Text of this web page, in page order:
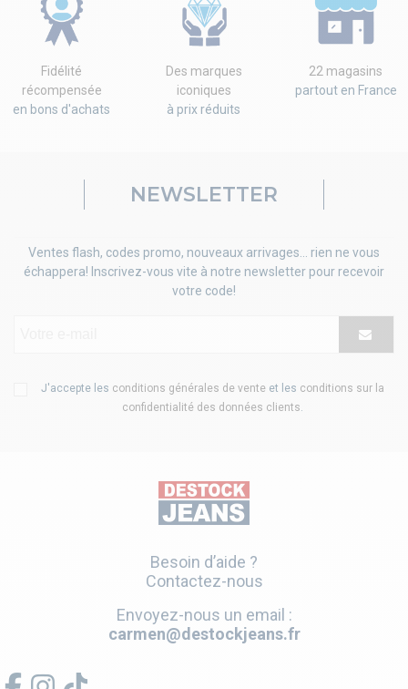
Fidélité
récompensée
en bons d'achats
Des marques
iconiques
à prix réduits
22 magasins
partout en France
NEWSLETTER
Ventes flash, codes promo, nouveaux arrivages... rien ne vous
échappera! Inscrivez-vous vite à notre newsletter pour recevoir
votre code!
J'accepte les conditions générales de vente et les conditions sur la
confidentialité des données clients
Besoin d’aide ?
Contactez-nous
Envoyez-nous un email :
carmen@destockjeans.fr